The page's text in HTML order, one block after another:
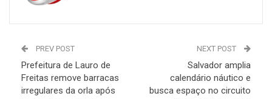
PREV POST
Prefeitura de Lauro de
Freitas remove barracas
irregulares da orla após
NEXT POST
Salvador amplia
calendário náutico e
busca espaço no circuito